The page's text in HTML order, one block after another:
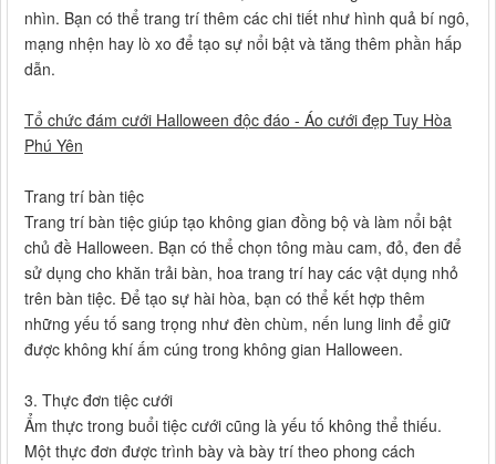
nhìn. Bạn có thể trang trí thêm các chi tiết như hình quả bí ngô,
mạng nhện hay lò xo để tạo sự nổi bật và tăng thêm phần hấp
dẫn.
Tổ chức đám cưới Halloween độc đáo - Áo cưới đẹp Tuy Hòa
Phú Yên
Trang trí bàn tiệc
Trang trí bàn tiệc giúp tạo không gian đồng bộ và làm nổi bật
chủ đề Halloween. Bạn có thể chọn tông màu cam, đỏ, đen để
sử dụng cho khăn trải bàn, hoa trang trí hay các vật dụng nhỏ
trên bàn tiệc. Để tạo sự hài hòa, bạn có thể kết hợp thêm
những yếu tố sang trọng như đèn chùm, nến lung linh để giữ
được không khí ấm cúng trong không gian Halloween.
3. Thực đơn tiệc cưới
Ẩm thực trong buổi tiệc cưới cũng là yếu tố không thể thiếu.
Một thực đơn được trình bày và bày trí theo phong cách